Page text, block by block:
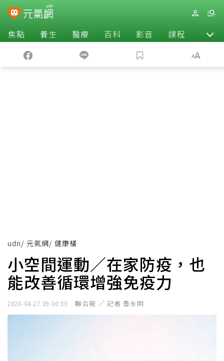
焦點 養生 醫療 百科 影音 課程 退休
udn/ 元氣網/ 健康橘
小空間運動／在家防疫，也
能改善循環增強免疫力
2020-04-27 09:00:00 聯合報 ／ 記者 魯永明